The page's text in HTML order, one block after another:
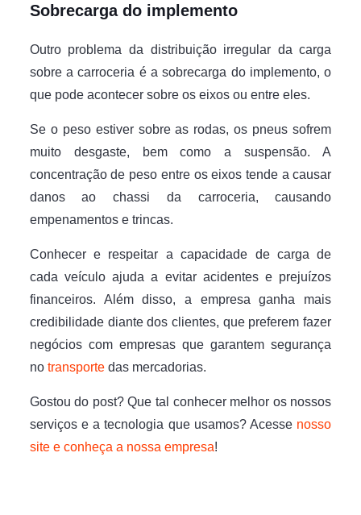
Sobrecarga do implemento
Outro problema da distribuição irregular da carga
sobre a carroceria é a sobrecarga do implemento, o
que pode acontecer sobre os eixos ou entre eles.
Se o peso estiver sobre as rodas, os pneus sofrem
muito desgaste, bem como a suspensão. A
concentração de peso entre os eixos tende a causar
danos ao chassi da carroceria, causando
empenamentos e trincas.
Conhecer e respeitar a capacidade de carga de
cada veículo ajuda a evitar acidentes e prejuízos
financeiros. Além disso, a empresa ganha mais
credibilidade diante dos clientes, que preferem fazer
negócios com empresas que garantem segurança
notransportedas mercadorias.
Gostou do post? Que tal conhecer melhor os nossos
serviços e a tecnologia que usamos? Acesse nosso
site e conheça a nossa empresa!